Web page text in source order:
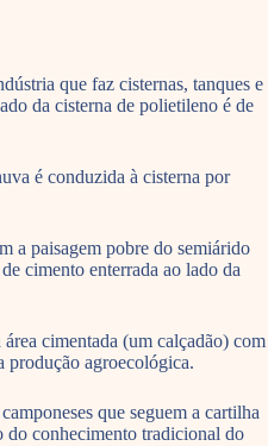
que faz cisternas, tanques e
da cisterna de polietileno é de
é conduzida à cisterna por
a paisagem pobre do semiárido
cimento enterrada ao lado da
cimentada (um calçadão) com
produção agroecológica.
que seguem a cartilha
do conhecimento tradicional do